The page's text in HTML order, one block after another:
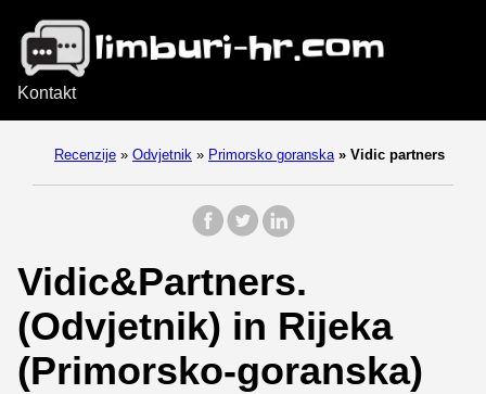
Kontakt
Recenzije » Odvjetnik » Primorsko goranska » Vidic partners
Vidic&Partners.
(Odvjetnik) in Rijeka
(Primorsko-goranska)